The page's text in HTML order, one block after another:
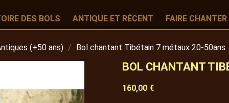
DES BOLS ANTIQUE ET RÉCENT FAIRE
(+50 ans) Bol chantant Tibétain 7 métaux 20-50ans
BOL CHANTANT
160,00 €